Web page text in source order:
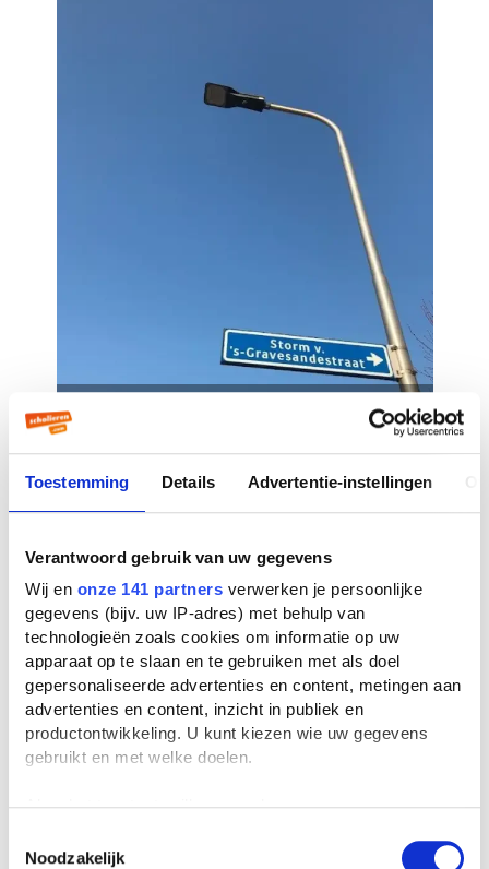
Toestemming Details Advertentie-instellingen
Verantwoord gebruik van uw gegevens
Wij en onze 141 partners verwerken je persoonlijke
gegevens (bijv. uw IP-adres) met behulp van
technologieën zoals cookies om informatie op uw
apparaat op te slaan en te gebruiken met als doel
gepersonaliseerde advertenties en content, metingen aan
advertenties en content, inzicht in publiek en
productontwikkeling. U kunt kiezen wie uw gegevens
gebruikt en met welke doelen.
Als u het toestaat, willen we ook graag:
locatie, die tot een paar meter nauwkeurig kan zijn
Noodzakelijk
3 foto's van Pim
24 stemmen